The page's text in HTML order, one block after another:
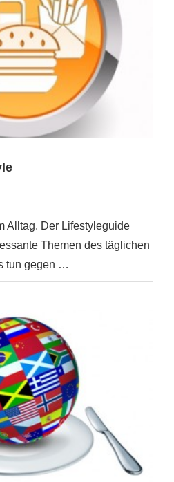
Alltag. Der Lifestyleguide
Themen des täglichen
tun gegen …